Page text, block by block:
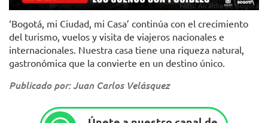
Foto: Alcaldía de Bogotá
‘Bogotá, mi Ciudad, mi Casa’ continúa con el crecimiento
del turismo, vuelos y visita de viajeros nacionales e
internacionales. Nuestra casa tiene una riqueza natural,
gastronómica que la convierte en un destino único.
Publicado por: Juan Carlos Velásquez